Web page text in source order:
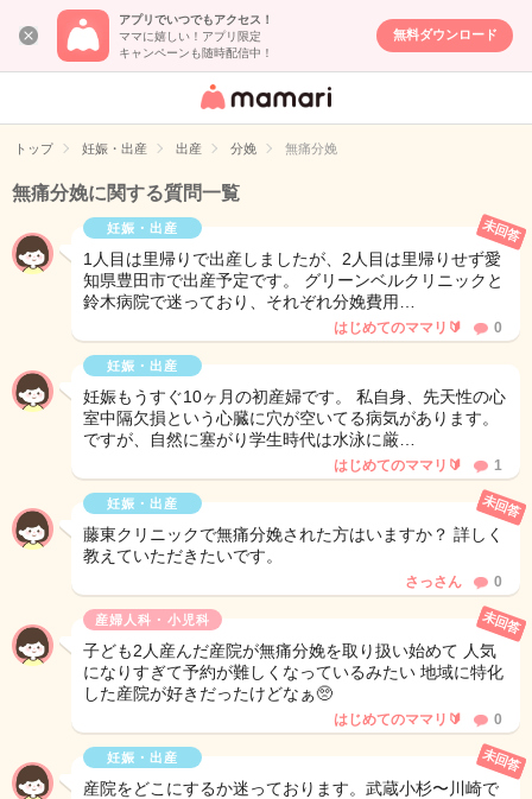
アプリでいつでもアクセス！
ママに嬉しい！アプリ限定
キャンペーンも随時配信中！
無料ダウンロード
女性専用匿名QA
イト
トップ 妊娠・出産 出産 分娩 無痛分娩
無痛分娩に関する質問一覧
妊娠・出産
1人目は里帰りで出産しましたが、2人目は里帰りせず愛
知県豊田市で出産予定です。 グリーンベルクリニックと
鈴木病院で迷っており、それぞれ分娩費用…
未回答
はじめてのママリ🔰 0
妊娠・出産
妊娠もうすぐ10ヶ月の初産婦です。 私自身、先天性の心
室中隔欠損という心臓に穴が空いてる病気があります。
ですが、自然に塞がり学生時代は水泳に厳…
はじめてのママリ🔰 1
妊娠・出産
藤東クリニックで無痛分娩された方はいますか？ 詳しく
教えていただきたいです。
未回答
さっさん 0
産婦人科・小児科
子ども2人産んだ産院が無痛分娩を取り扱い始めて 人気
になりすぎて予約が難しくなっているみたい 地域に特化
した産院が好きだったけどなぁ🥺
未回答
はじめてのママリ🔰 0
妊娠・出産
産院をどこにするか迷っております。武蔵小杉〜川崎で
未回答